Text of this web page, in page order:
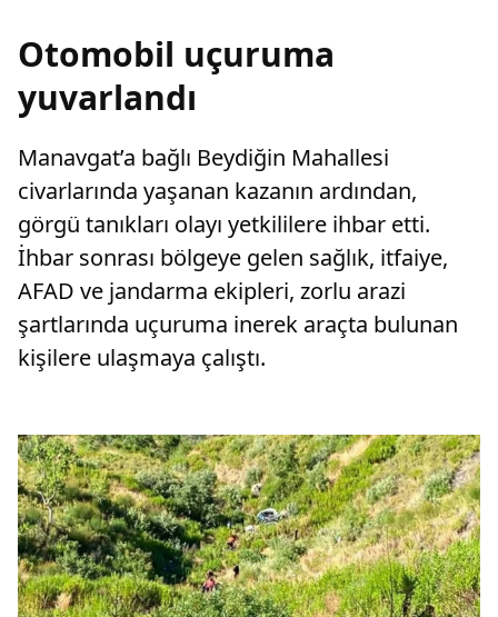
Otomobil uçuruma
yuvarlandı
Manavgat’a bağlı Beydiğin Mahallesi
civarlarında yaşanan kazanın ardından,
görgü tanıkları olayı yetkililere ihbar etti.
İhbar sonrası bölgeye gelen sağlık, itfaiye,
AFAD ve jandarma ekipleri, zorlu arazi
şartlarında uçuruma inerek araçta bulunan
kişilere ulaşmaya çalıştı.